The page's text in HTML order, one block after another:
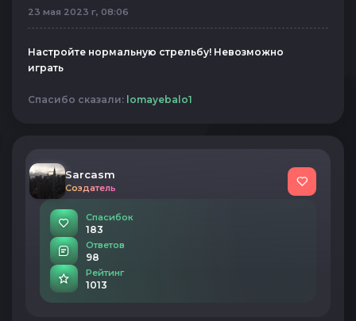
23 мая 2023 г, 08:06
Настройте нормальную стрельбу! Невозможно
играть
Спасибо сказали: lomayebalo1
Sarcasm
Создатель
Спасибок
183
Ответов
98
Рейтинг
1013